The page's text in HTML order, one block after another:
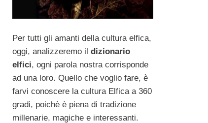
Per tutti gli amanti della cultura elfica,
oggi, analizzeremo il dizionario
elfici, ogni parola nostra corrisponde
ad una loro. Quello che voglio fare, è
farvi conoscere la cultura Elfica a 360
gradi, poichè è piena di tradizione
millenarie, magiche e interessanti.